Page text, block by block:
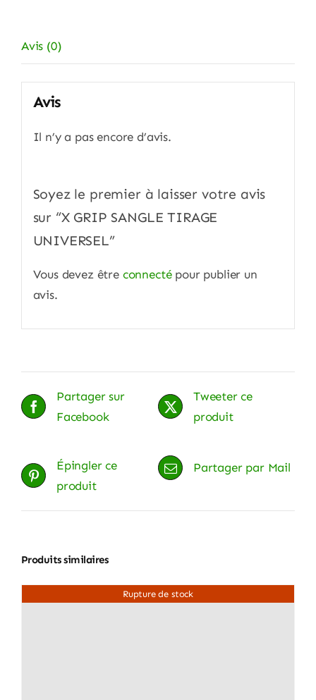
Avis (0)
Avis
Il n’y a pas encore d’avis.
Soyez le premier à laisser votre avis
sur “X GRIP SANGLE TIRAGE
UNIVERSEL”
Vous devez être connectépour publier un
avis.
Partager sur
Facebook
Tweeter ce
produit
Épingler ce
produit
Partager par Mail
Produits similaires
Rupture de stock